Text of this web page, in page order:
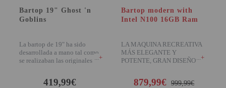
Bartop 19" Ghost 'n
Goblins
La bartop de 19" ha sido
desarrollada a mano tal como
se realizaban las originales
+
419,99€
Bartop modern with
Intel N100 16GB Ram
LA MAQUINA RECREATIVA
MÁS ELEGANTE Y
POTENTE, GRAN DISEÑO Y+
879,99€ 999,99€